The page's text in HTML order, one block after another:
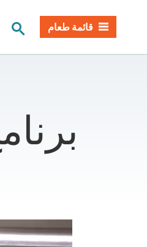
بحث الموقعقائمة طعام